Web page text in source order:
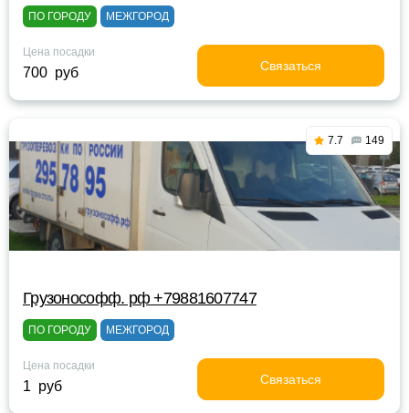
ПО ГОРОДУ МЕЖГОРОД
Цена посадки
700 руб Связаться
7.7 149
Грузонософф. рф +79881607747
ПО ГОРОДУ МЕЖГОРОД
Цена посадки
1 руб Связаться